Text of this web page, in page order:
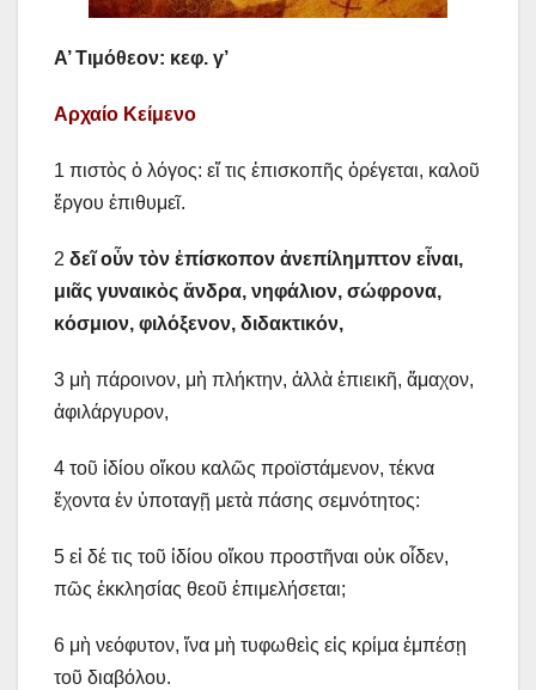
Α’ Τιμόθεον: κεφ. γ’
Αρχαίο Κείμενο
1 πιστὸς ὁ λόγος: εἴ τις ἐπισκοπῆς ὀρέγεται, καλοῦ
ἔργου ἐπιθυμεῖ.
2 δεῖ οὖν τὸν ἐπίσκοπον ἀνεπίλημπτον εἶναι,
μιᾶς γυναικὸς ἄνδρα, νηφάλιον, σώφρονα,
κόσμιον, φιλόξενον, διδακτικόν,
3 μὴ πάροινον, μὴ πλήκτην, ἀλλὰ ἐπιεικῆ, ἄμαχον,
ἀφιλάργυρον,
4 τοῦ ἰδίου οἴκου καλῶς προϊστάμενον, τέκνα
ἔχοντα ἐν ὑποταγῇ μετὰ πάσης σεμνότητος:
5 εἰ δέ τις τοῦ ἰδίου οἴκου προστῆναι οὐκ οἶδεν,
πῶς ἐκκλησίας θεοῦ ἐπιμελήσεται;
6 μὴ νεόφυτον, ἵνα μὴ τυφωθεὶς εἰς κρίμα ἐμπέσῃ
τοῦ διαβόλου.